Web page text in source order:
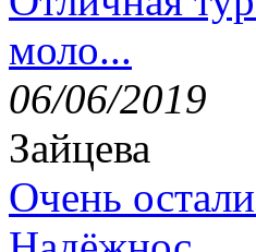
моло...
06/06/2019
Зайцева
Очень